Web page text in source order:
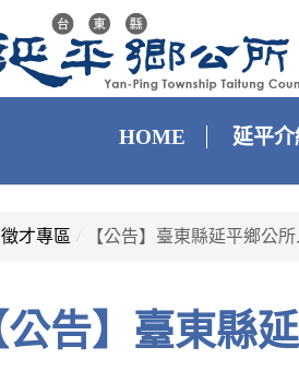
HOME 延平介
徵才專區 / 【公告】臺東縣延平鄉公
【公告】臺東